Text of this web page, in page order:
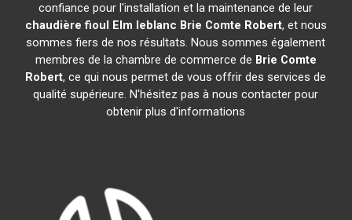
confiance pour l'installation et la maintenance de leur
chaudière fioul Elm leblanc Brie Comte Robert, et nous
sommes fiers de nos résultats. Nous sommes également
membres de la chambre de commerce de Brie Comte
Robert, ce qui nous permet de vous offrir des services de
qualité supérieure. N'hésitez pas à nous contacter pour
obtenir plus d'informations